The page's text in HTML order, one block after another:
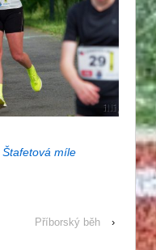
Štafetová míle
Příborský běh ›